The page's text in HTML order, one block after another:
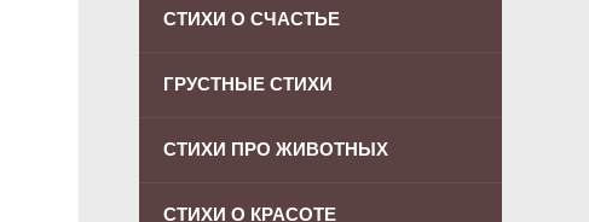
СТИХИ О СЧАСТЬЕ
ГРУСТНЫЕ СТИХИ
СТИХИ ПРО ЖИВОТНЫХ
СТИХИ О КРАСОТЕ